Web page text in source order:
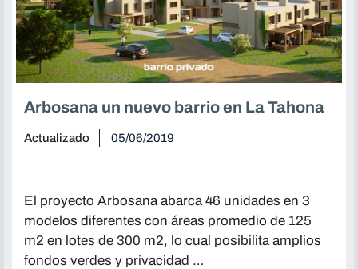
Arbosana un nuevo barrio en La Tahona
Actualizado 05/06/2019
El proyecto Arbosana abarca 46 unidades en 3
modelos diferentes con áreas promedio de 125
m2 en lotes de 300 m2, lo cual posibilita amplios
fondos verdes y privacidad …